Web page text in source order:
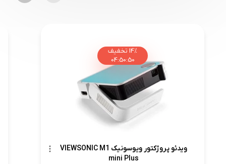
تخفیف 14%
04:50:49
ویدئو پروژکتور ویوسونیک VIEWSONIC M1
mini Plus